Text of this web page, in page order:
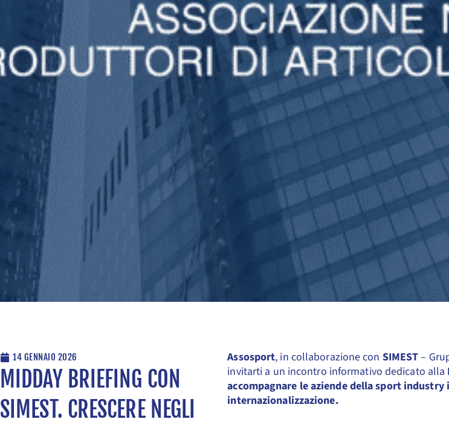
14 GENNAIO 2026
MIDDAY BRIEFING CON
SIMEST. CRESCERE NEGLI
Assosport, in collaborazione con SIMEST–
invitarti a un incontro informativo dedicato alla
accompagnare le aziende della sport
internazionalizzazione.